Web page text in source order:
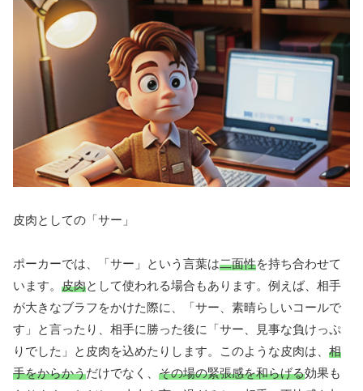
皮肉としての「サー」
ポーカーでは、「サー」という言葉は二面性を持ち合わせて
います。 皮肉として使われる場合もあります。例えば、相手
が大きなブラフをかけた際に、「サー、素晴らしいコールで
す」と言ったり、相手に勝った後に「サー、見事な負けっぷ
りでした」と皮肉を込めたりします。このような皮肉は、 相
手をからかうだけでなく、 その場の緊張感を和らげる効果も